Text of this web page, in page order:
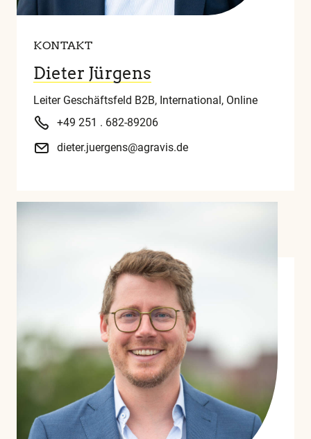
KONTAKT
Dieter Jürgens
Leiter Geschäftsfeld B2B, International, Online
+49 251 . 682-89206
dieter.juergens@agravis.de